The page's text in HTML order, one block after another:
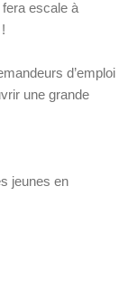
fera escale à
d’emploi
une grande
jeunes en